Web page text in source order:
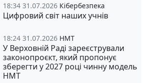
18:34 31.07.2026 Кібербезпека
Цифровий світ наших учнів
18:24 31.07.2026 НМТ
У Верховній Раді зареєстрували
законопроєкт, який пропонує
зберегти у 2027 році чинну модель
НМТ